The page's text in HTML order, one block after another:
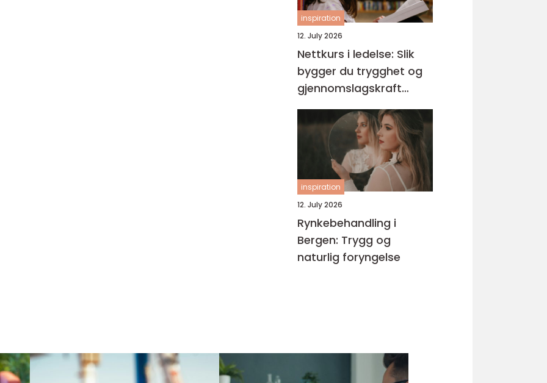
inspiration
12. July 2026
Nettkurs i ledelse: Slik
bygger du trygghet og
gjennomslagskraft
gjennom riktig ledelse-
kurs
inspiration
12. July 2026
Rynkebehandling i
Bergen: Trygg og
naturlig foryngelse